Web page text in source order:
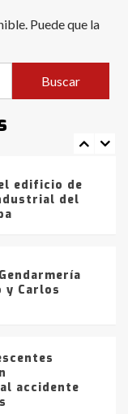
Puede que la
gran parte
en la
edificio de
del
y Carlos
accidente